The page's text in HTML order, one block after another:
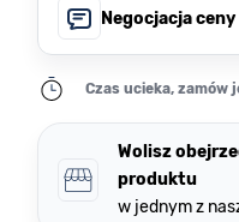
Negocjacja ceny
Czas ucieka, zamów
Wolisz
produktu
w jednym z